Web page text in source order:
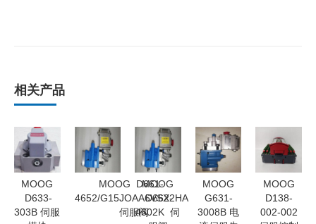
相关产品
MOOG
D633-
303B 伺服
MOOG D661-
4652/G15JOAA6VSX2HA
伺服阀
MOOG
D662-
4602K 伺
MOOG
G631-
3008B 电
MOOG
D138-
002-002